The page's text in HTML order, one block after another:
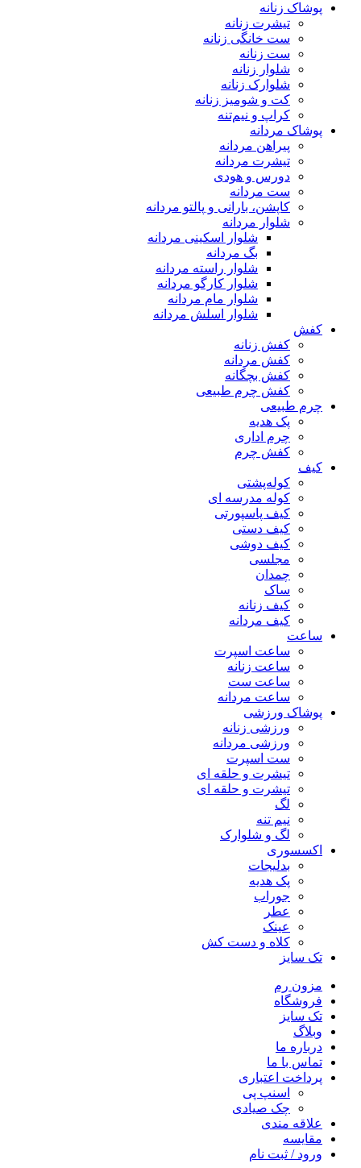
پوشاک زنانه
تیشرت زنانه
ست خانگی زنانه
ست زنانه
شلوار زنانه
شلوارک زنانه
کت و شومیز زنانه
کراپ و نیم‌تنه
پوشاک مردانه
پیراهن مردانه
تیشرت مردانه
دورس و هودی
ست مردانه
کاپشن، بارانی و پالتو مردانه
شلوار مردانه
شلوار اسکینی مردانه
بگ مردانه
شلوار راسته مردانه
شلوار کارگو مردانه
شلوار مام مردانه
شلوار اسلش مردانه
کفش
کفش زنانه
کفش مردانه
کفش بچگانه
کفش چرم طبیعی
چرم طبیعی
پک هدیه
چرم اداری
کفش چرم
کیف
کوله‌پشتی
کوله مدرسه ای
کیف پاسپورتی
کیف دستی
کیف دوشی
مجلسی
چمدان
ساک
کیف زنانه
کیف مردانه
ساعت
ساعت اسپرت
ساعت زنانه
ساعت ست
ساعت مردانه
پوشاک ورزشی
ورزشی زنانه
ورزشی مردانه
ست اسپرت
تیشرت و حلقه ای
تیشرت و حلقه ای
لگ
نیم تنه
لگ و شلوارک
اکسسوری
بدلیجات
پک هدیه
جوراب
عطر
عینک
کلاه و دست کش
تک سایز
مزون رم
فروشگاه
تک سایز
وبلاگ
درباره ما
تماس با ما
پرداخت اعتباری
اسنپ پی
چک صیادی
علاقه مندی
مقايسه
ورود / ثبت نام